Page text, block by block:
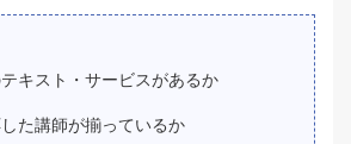
キスト・サービスがあるか
た講師が揃っているか